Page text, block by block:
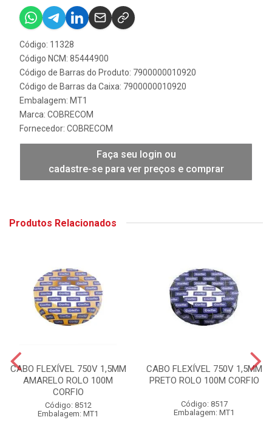
Código: 11328
Código NCM: 85444900
Código de Barras do Produto: 7900000010920
Código de Barras da Caixa: 7900000010920
Embalagem: MT1
Marca: COBRECOM
Fornecedor: COBRECOM
Faça seu login ou
cadastre-se para ver preços e comprar
Produtos Relacionados
CABO FLEXÍVEL 750V 1,5MM
AMARELO ROLO 100M
CORFIO
Código: 8512
Embalagem: MT1
CABO FLEXÍVEL 750V 1,5MM
PRETO ROLO 100M CORFIO
Código: 8517
Embalagem: MT1